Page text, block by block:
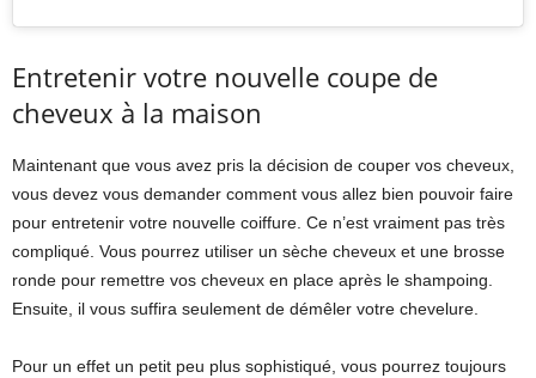
Entretenir votre nouvelle coupe de
cheveux à la maison
Maintenant que vous avez pris la décision de couper vos cheveux,
vous devez vous demander comment vous allez bien pouvoir faire
pour entretenir votre nouvelle coiffure. Ce n’est vraiment pas très
compliqué. Vous pourrez utiliser un sèche cheveux et une brosse
ronde pour remettre vos cheveux en place après le shampoing.
Ensuite, il vous suffira seulement de démêler votre chevelure.
Pour un effet un petit peu plus sophistiqué, vous pourrez toujours